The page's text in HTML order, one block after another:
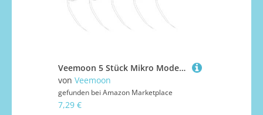
Veemoon 5 Stück Mikro Modellbau Robuste Schnell Montierbare Laternenpfähle für Modelleisenbahn Puppenhaus Urbane Miniaturlandschaften
von Veemoon
gefunden bei Amazon Marketplace
7,29 €